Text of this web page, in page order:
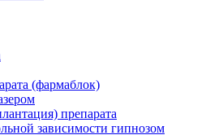
(фармаблок)
препарата
зависимости гипнозом